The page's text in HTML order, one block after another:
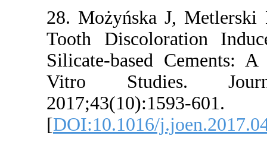
28. Możyńska J,
Tooth
Silicate-based
Vitro
2017;43(10):1593-
[DOI:10.1016/